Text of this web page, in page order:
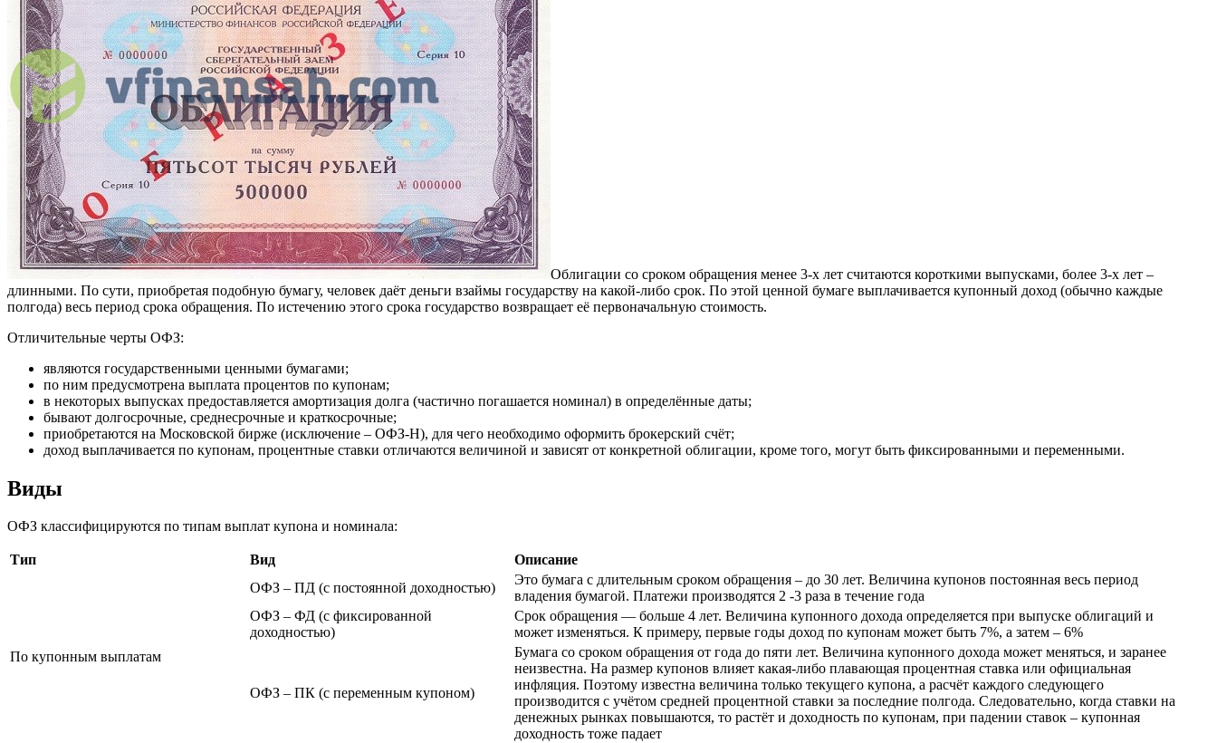
Облигации со сроком обращения менее 3-х лет считаются короткими выпусками, более 3-х лет –
длинными. По сути, приобретая подобную бумагу, человек даёт деньги взаймы государству на какой-либо срок. По этой ценной бумаге выплачивается купонный доход (обычно каждые
полгода) весь период срока обращения. По истечению этого срока государство возвращает её первоначальную стоимость.
Отличительные черты ОФЗ:
являются государственными ценными бумагами;
по ним предусмотрена выплата процентов по купонам;
в некоторых выпусках предоставляется амортизация долга (частично погашается номинал) в определённые даты;
бывают долгосрочные, среднесрочные и краткосрочные;
приобретаются на Московской бирже (исключение – ОФЗ-Н), для чего необходимо оформить брокерский счёт;
доход выплачивается по купонам, процентные ставки отличаются величиной и зависят от конкретной облигации, кроме того, могут быть фиксированными и переменными.
Виды
ОФЗ классифицируются по типам выплат купона и номинала:
Тип Вид Описание
По купонным выплатам
ОФЗ – ПД (с постоянной доходностью)
Это бумага с длительным сроком обращения – до 30 лет. Величина купонов постоянная весь период
владения бумагой. Платежи производятся 2 -3 раза в течение года
ОФЗ – ФД (с фиксированной
доходностью)
Срок обращения — больше 4 лет. Величина купонного дохода определяется при выпуске облигаций и
может изменяться. К примеру, первые годы доход по купонам может быть 7%, а затем – 6%
ОФЗ – ПК (с переменным купоном)
Бумага со сроком обращения от года до пяти лет. Величина купонного дохода может меняться, и заранее
неизвестна. На размер купонов влияет какая-либо плавающая процентная ставка или официальная
инфляция. Поэтому известна величина только текущего купона, а расчёт каждого следующего
производится с учётом средней процентной ставки за последние полгода. Следовательно, когда ставки на
денежных рынках повышаются, то растёт и доходность по купонам, при падении ставок – купонная
доходность тоже падает